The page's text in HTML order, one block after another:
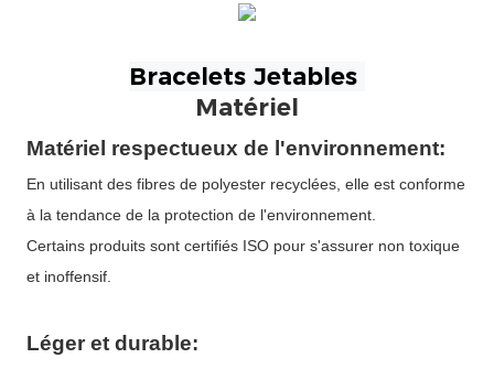
Matériel
Matériel respectueux de l'environnement:
En utilisant des fibres de polyester recyclées, elle est conforme
à la tendance de la protection de l'environnement.
Certains produits sont certifiés ISO pour s'assurer non toxique
et inoffensif.
Léger et durable: